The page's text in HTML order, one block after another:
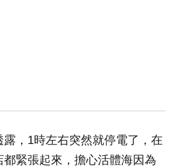
，1時左右突然就停電了，在
緊張起來，擔心活體海因為